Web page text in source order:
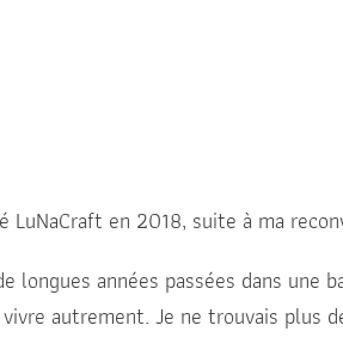
LuNaCraft en 2018, suite à ma
longues années passées dans une
autrement. Je ne trouvais plus